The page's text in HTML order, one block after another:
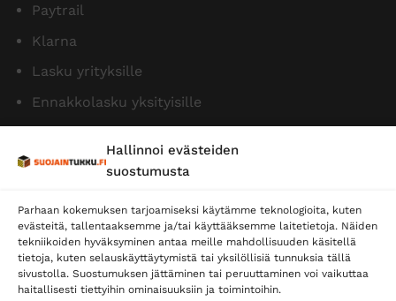
Hallinnoi evästeiden
suostumusta
Parhaan kokemuksen tarjoamiseksi käytämme teknologioita, kuten
evästeitä, tallentaaksemme ja/tai käyttääksemme laitetietoja. Näiden
tekniikoiden hyväksyminen antaa meille mahdollisuuden käsitellä
tietoja, kuten selauskäyttäytymistä tai yksilöllisiä tunnuksia tällä
sivustolla. Suostumuksen jättäminen tai peruuttaminen voi vaikuttaa
haitallisesti tiettyihin ominaisuuksiin ja toimintoihin.
Paytrail
Klarna
Lasku yrityksille
Ennakkolasku yksityisille
Toimitustavat
Posti